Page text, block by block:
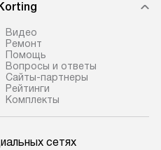
Видео
Ремонт
Помощь
Вопросы и ответы
Сайты-партнеры
Рейтинги
Комплекты
сетях